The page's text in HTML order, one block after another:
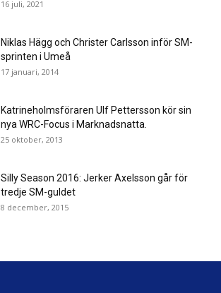
16 juli, 2021
Niklas Hägg och Christer Carlsson inför SM-
sprinten i Umeå
17 januari, 2014
Katrineholmsföraren Ulf Pettersson kör sin
nya WRC-Focus i Marknadsnatta.
25 oktober, 2013
Silly Season 2016: Jerker Axelsson går för
tredje SM-guldet
8 december, 2015